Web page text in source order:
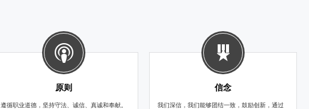
原则
遵循职业道德，坚持守法、诚信、真诚和奉献。
信念
我们深信，我们能够团结一致，鼓励创新，通过